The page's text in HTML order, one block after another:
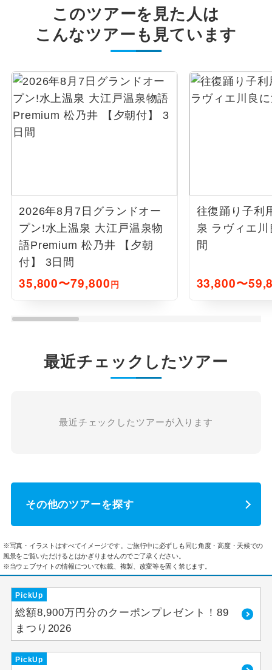
このツアーを見た人は
こんなツアーも見ています
2026年8月7日グランドオー
プン!水上温泉 大江戸温泉物
語Premium 松乃井 【夕朝
付】 3日間
35,800〜79,800円
往復踊り子利
泉 ラヴィエ
間
33,800〜
最近チェックしたツアー
最近チェックしたツアーが入ります
その他のツアーを探す
※写真・イラストはすべてイメージです。ご旅行中に必ずしも同じ角度・高度・天候での
風景をご覧いただけるとはかぎりませんのでご了承ください。
※当ウェブサイトの情報について転載、複製、改変等を固く禁じます。
PickUp
総額8,900万円分のクーポンプレゼント！89
まつり2026
PickUp